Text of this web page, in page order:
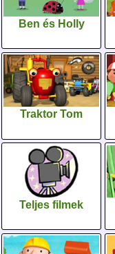
Ben és Holly
Traktor Tom
Teljes filmek